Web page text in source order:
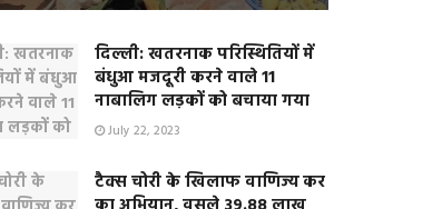
दिल्ली: खतरनाक परिस्थितियों में
बंधुआ मजदूरी करने वाले 11
नाबालिग लड़कों को बचाया गया
July 22, 2023
टैक्स चोरी के खिलाफ वाणिज्य कर